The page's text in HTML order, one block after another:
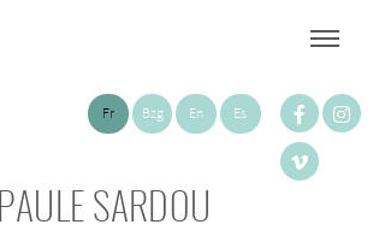
Fr Bzg En Es
PAULE SARDOU